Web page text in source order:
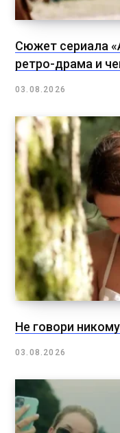
Сюжет сериала
ретро-драма и
03.08.2026
Не говори
03.08.2026